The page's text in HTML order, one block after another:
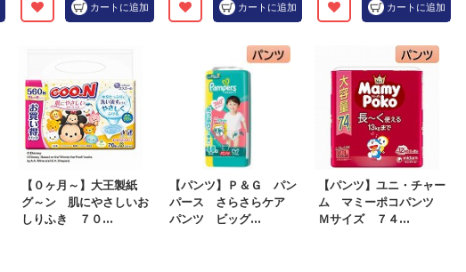
カートに追加 カートに追加 カートに追加
【０ヶ月～】大王製紙
グ～ン 肌にやさしいお
しりふき ７０...
【パンツ】Ｐ＆Ｇ パン
パース さらさらケア
パンツ ビッグ...
【パンツ】ユニ・チャー
ム マミーポコパンツ
Ｍサイズ ７４...